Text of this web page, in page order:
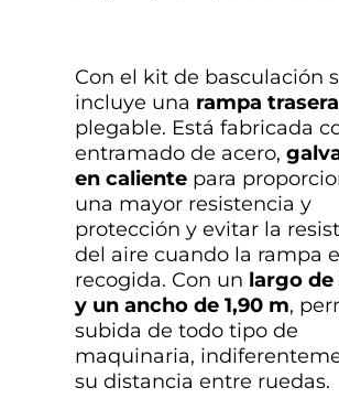
Con el kit de basculación
incluye una rampa trasera
plegable. Está fabricada
entramado de acero,
en caliente para
una mayor resistencia y
protección y evitar la
del aire cuando la rampa
recogida. Con un largo de
y un ancho de 1,90 m,
subida de todo tipo de
maquinaria,
su distancia entre ruedas.